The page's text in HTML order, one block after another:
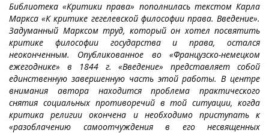
Библиотека «Критики права» пополнилась текстом Карла
Маркса «К критике гегелевской философии права. Введение».
Задуманный Марксом труд, который он хотел посвятить
критике философии государства и права, остался
неоконченным. Опубликованное во «Французско-немецком
ежегоднике» в 1844 г. «Введение» представляет собой
единственную завершенную часть этой работы. В центре
внимания автора находится проблема практического
снятия социальных противоречий в той ситуации, когда
критика религии окончена и необходимо приступать к
«разоблачению самоотчуждения в его несвященных